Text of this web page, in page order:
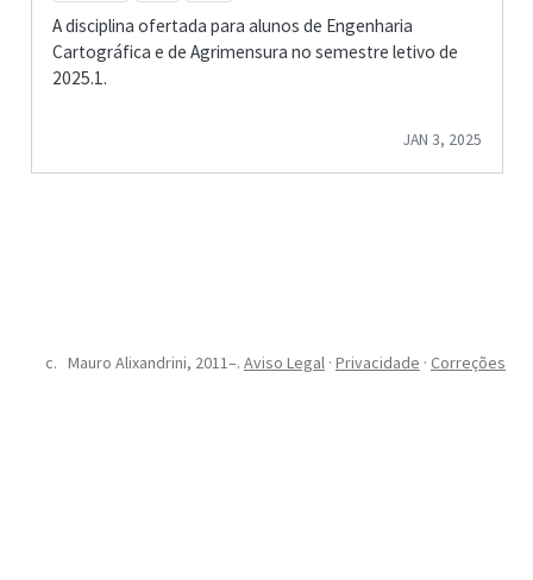
A disciplina ofertada para alunos de Engenharia
Cartográfica e de Agrimensura no semestre letivo de
2025.1.
JAN 3, 2025
Mauro Alixandrini, 2011–. Aviso Legal · Privacidade · Correções